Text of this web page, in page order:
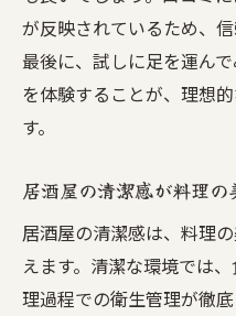
が反映されているため、
最後に、試しに足を運ん
を体験することが、理想
す。
居酒屋の清潔感が料理
居酒屋の清潔感は、料理
えます。清潔な環境では
理過程での衛生管理が徹